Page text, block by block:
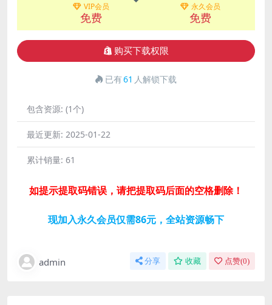
VIP会员
免费
永久会员
免费
购买下载权限
已有61 人解锁下载
包含资源: (1个)
最近更新: 2025-01-22
累计销量: 61
如提示提取码错误，请把提取码后面的空格删除！
现加入永久会员仅需86元，全站资源畅下
admin 分享 收藏 点赞(0)